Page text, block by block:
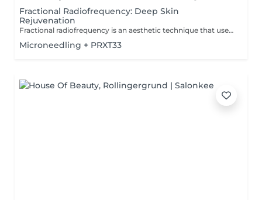
Fractional Radiofrequency: Deep Skin
Rejuvenation
Fractional radiofrequency is an aesthetic technique that uses electromagnetic waves to heat the deeper layers of the skin. This stimulates collagen production and firms the skin, improving its texture and reducing signs of aging. Advantages: -Skin firming. -Reduction of wrinkles and scars. -Improvement in skin texture. Adaptability: -Fractional radiofrequency is suitable for all skin types. Complementary Care: -To optimize treatment results and minimize social downtime, a phototherapy session is included. This helps reduce inflammation, stimulate collagen production, and improve skin healing. Contraindications: -Not recommended for pregnant or breastfeeding women. During the first session, we will establish your goals together and determine the most suitable treatment for your skin. For any questions, contact us or book a free consultation appointment.
Microneedling + PRXT33